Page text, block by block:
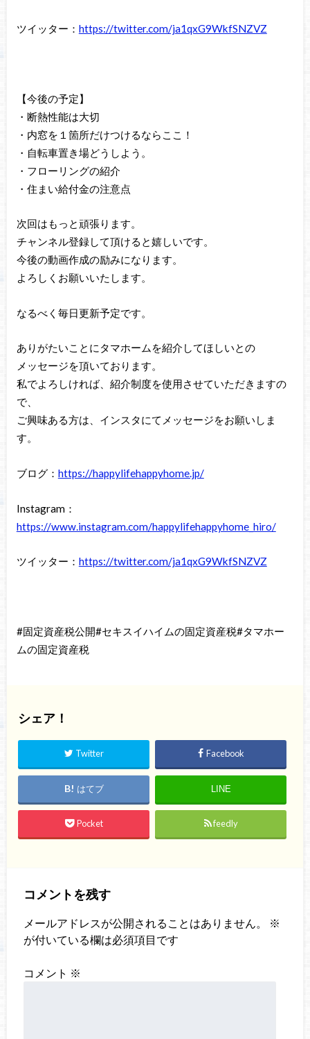
ツイッター： https://twitter.com/ja1qxG9WkfSNZVZ
【今後の予定】
・断熱性能は大切
・内窓を１箇所だけつけるならここ！
・自転車置き場どうしよう。
・フローリングの紹介
・住まい給付金の注意点
次回はもっと頑張ります。
チャンネル登録して頂けると嬉しいです。
今後の動画作成の励みになります。
よろしくお願いいたします。
なるべく毎日更新予定です。
ありがたいことにタマホームを紹介してほしいとの
メッセージを頂いております。
私でよろしければ、紹介制度を使用させていただきますの
で、
ご興味ある方は、インスタにてメッセージをお願いしま
す。
ブログ： https://happylifehappyhome.jp/
Instagram：
https://www.instagram.com/happylifehappyhome_hiro/
ツイッター： https://twitter.com/ja1qxG9WkfSNZVZ
#固定資産税公開#セキスイハイムの固定資産税#タマホー
ムの固定資産税
シェア！
Twitter Facebook
はてブ LINE
Pocket feedly
コメントを残す
メールアドレスが公開されることはありません。
※
が付いている欄は必須項目です
コメント ※